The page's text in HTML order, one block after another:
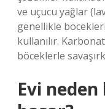
ve uçucu yağlar
genellikle
kullanılır.
böceklerle
Evi